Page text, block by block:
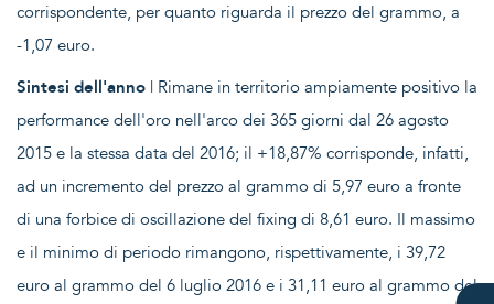
corrispondente, per quanto riguarda il prezzo del grammo, a
-1,07 euro.
Sintesi dell'anno | Rimane in territorio ampiamente positivo la
performance dell'oro nell'arco dei 365 giorni dal 26 agosto
2015 e la stessa data del 2016; il +18,87% corrisponde, infatti,
ad un incremento del prezzo al grammo di 5,97 euro a fronte
di una forbice di oscillazione del fixing di 8,61 euro. Il massimo
e il minimo di periodo rimangono, rispettivamente, i 39,72
euro al grammo del 6 luglio 2016 e i 31,11 euro al grammo del